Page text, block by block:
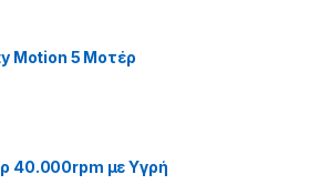
Motion 5 Μοτέρ
40.000rpm με Υγρή